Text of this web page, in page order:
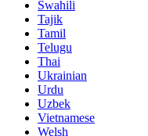
Swahili
Tajik
Tamil
Telugu
Thai
Ukrainian
Urdu
Uzbek
Vietnamese
Welsh